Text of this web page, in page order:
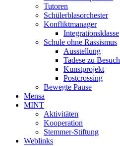
Tutoren
Schülerblasorchester
Konfliktmanager
Integrationsklasse
Schule ohne Rassismus
Ausstellung
Tadese zu Besuch
Kunstprojekt
Postcrossing
Bewegte Pause
Mensa
MINT
Aktivitäten
Kooperation
Stemmer-Stiftung
Weblinks